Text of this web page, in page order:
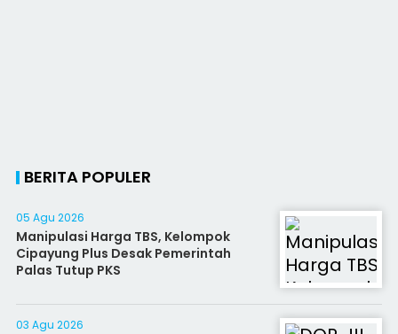
BERITA POPULER
05 Agu 2026
Manipulasi Harga TBS, Kelompok
Cipayung Plus Desak Pemerintah
Palas Tutup PKS
03 Agu 2026